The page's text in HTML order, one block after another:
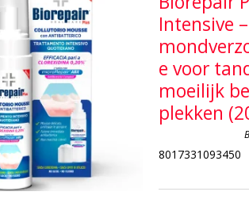
Intensive
e voor
moeilijk
plekken
8017331093450